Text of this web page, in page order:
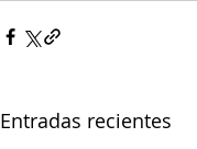
Entradas recientes